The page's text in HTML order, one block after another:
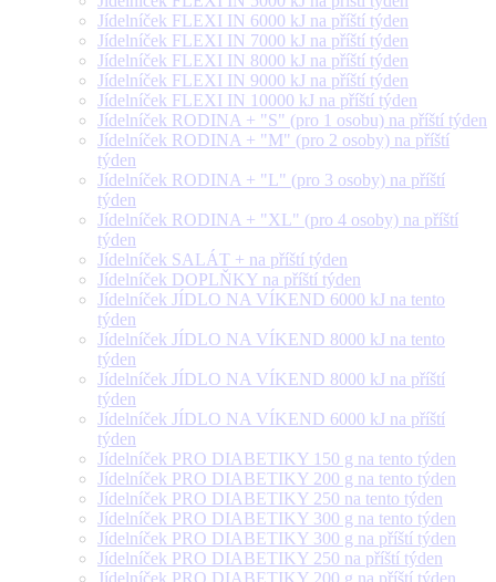
Jídelníček FLEXI IN 6000 kJ na příští týden
Jídelníček FLEXI IN 7000 kJ na příští týden
Jídelníček FLEXI IN 8000 kJ na příští týden
Jídelníček FLEXI IN 9000 kJ na příští týden
Jídelníček FLEXI IN 10000 kJ na příští týden
Jídelníček RODINA + "S" (pro 1 osobu) na příští týden
Jídelníček RODINA + "M" (pro 2 osoby) na příští
týden
Jídelníček RODINA + "L" (pro 3 osoby) na příští
týden
Jídelníček RODINA + "XL" (pro 4 osoby) na příští
týden
Jídelníček SALÁT + na příští týden
Jídelníček DOPLŇKY na příští týden
Jídelníček JÍDLO NA VÍKEND 6000 kJ na tento
týden
Jídelníček JÍDLO NA VÍKEND 8000 kJ na tento
týden
Jídelníček JÍDLO NA VÍKEND 8000 kJ na příští
týden
Jídelníček JÍDLO NA VÍKEND 6000 kJ na příští
týden
Jídelníček PRO DIABETIKY 150 g na tento týden
Jídelníček PRO DIABETIKY 200 g na tento týden
Jídelníček PRO DIABETIKY 250 na tento týden
Jídelníček PRO DIABETIKY 300 g na tento týden
Jídelníček PRO DIABETIKY 300 g na příští týden
Jídelníček PRO DIABETIKY 250 na příští týden
Jídelníček PRO DIABETIKY 200 g na příští týden